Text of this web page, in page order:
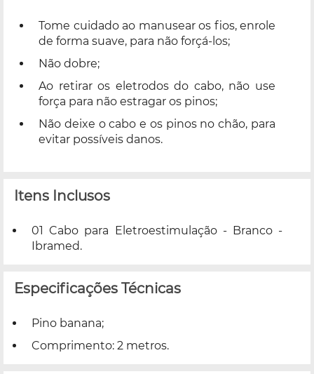
Tome cuidado ao manusear os fios, enrole
de forma suave, para não forçá-los;
Não dobre;
Ao retirar os eletrodos do cabo, não use
força para não estragar os pinos;
Não deixe o cabo e os pinos no chão, para
evitar possíveis danos.
Itens Inclusos
01 Cabo para Eletroestimulação - Branco -
Ibramed.
Especificações Técnicas
Pino banana;
Comprimento: 2 metros.